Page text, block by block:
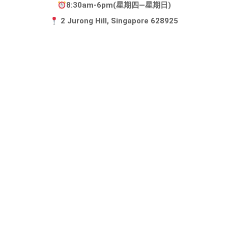
8:30am-6pm(星期四—星期日)
2 Jurong Hill, Singapore 628925